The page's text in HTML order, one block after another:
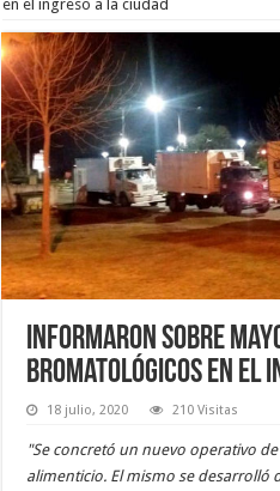
en el ingreso a la ciudad
Informaron sobre
bromatológicos en el
18 julio, 2020 210 Visitas
"Se concretó un nuevo operativo
alimenticio. El mismo se desarrolló